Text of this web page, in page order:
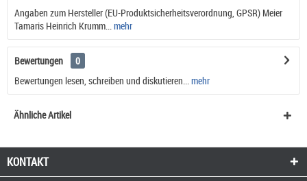
Angaben zum Hersteller (EU-Produktsicherheitsverordnung, GPSR) Meier
Tamaris Heinrich Krumm...
mehr
Bewertungen
0
Bewertungen lesen, schreiben und diskutieren...
mehr
Ähnliche Artikel
KONTAKT